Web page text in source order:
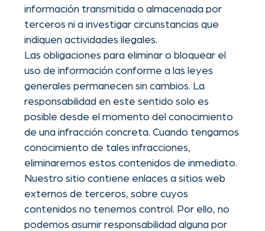
su inclusión para detectar posibles
detectaron contenidos ilegales.
Un control permanente de los contenidos
no es razonable. Al tener conocimiento de
infracciones, retiraremos dichos enlaces
inmediatamente.
DERECHOS DE AUTOR:
Los contenidos y obras creados por los
operadores de estas páginas están sujetos al
derecho de autor alemán. La reproducción,
edición, distribución y cualquier tipo de
explotación fuera de los límites del derecho
del respectivo autor o creador. Las descargas
y copias de estas páginas solo están
En la medida en que los contenidos no hayan
sido creados por el operador, se respetan los